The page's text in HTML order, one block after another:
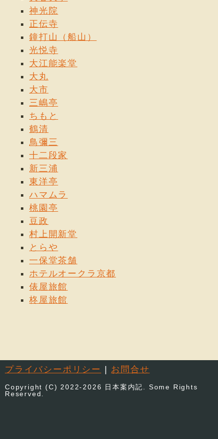
神光院
正伝寺
鐘打山（船山）
光悦寺
大江能楽堂
大丸
大市
三嶋亭
ちもと
鶴清
鳥彌三
十二段家
新三浦
東洋亭
ハマムラ
桃園亭
豆政
村上開新堂
とらや
一保堂茶舗
ホテルオークラ京都
俵屋旅館
柊屋旅館
プライバシーポリシー | お問合せ
Copyright (C) 2022-2026 日本案内記. Some Rights
Reserved.